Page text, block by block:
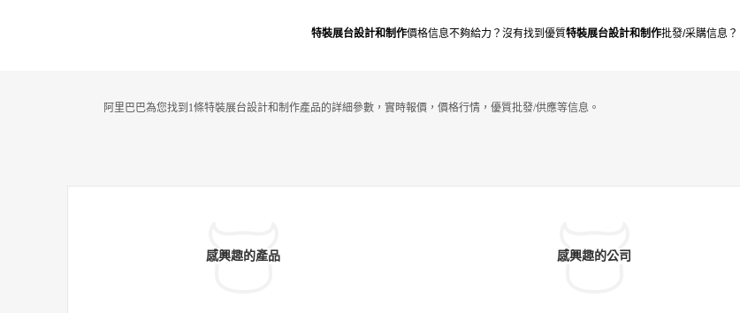
特裝展台設計和制作價格信息不夠給力？沒有找到優質特裝展台設計和制作批發/采購信息？
阿里巴巴為您找到1條特裝展台設計和制作產品的詳細參數，實時報價，價格行情，優質批發/供應等信息。
感興趣的產品 感興趣的公司